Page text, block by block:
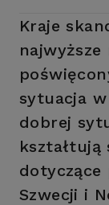
Kraje
sytuacja
dobrej
kształtują
dotyczące
Szwecji i